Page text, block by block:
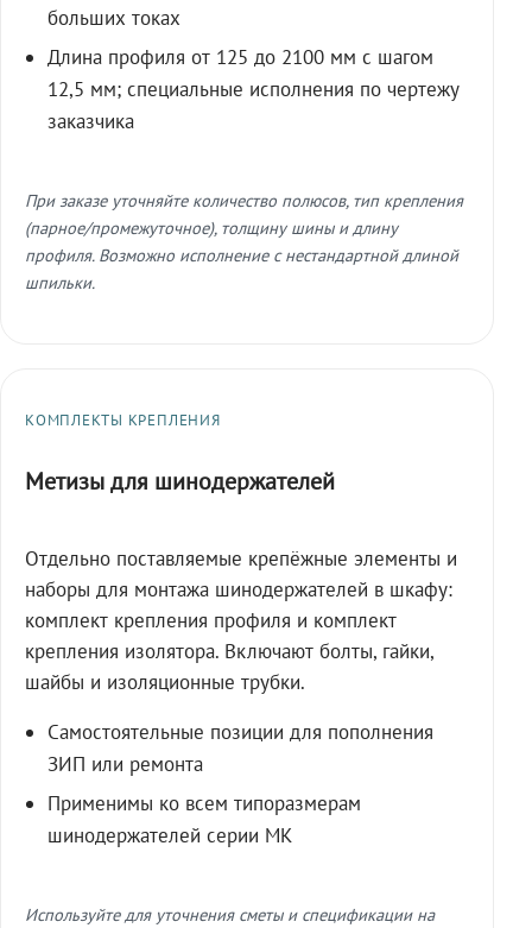
больших токах
Длина профиля от 125 до 2100 мм с шагом
12,5 мм; специальные исполнения по чертежу
заказчика
При заказе уточняйте количество полюсов, тип крепления
(парное/промежуточное), толщину шины и длину
профиля. Возможно исполнение с нестандартной длиной
шпильки.
КОМПЛЕКТЫ КРЕПЛЕНИЯ
Метизы для шинодержателей
Отдельно поставляемые крепёжные элементы и
наборы для монтажа шинодержателей в шкафу:
комплект крепления профиля и комплект
крепления изолятора. Включают болты, гайки,
шайбы и изоляционные трубки.
Самостоятельные позиции для пополнения
ЗИП или ремонта
Применимы ко всем типоразмерам
шинодержателей серии МК
Используйте для уточнения сметы и спецификации на